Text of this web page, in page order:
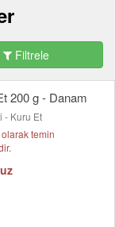
Filtrele
200 g - Danam
- Kuru Et
temin